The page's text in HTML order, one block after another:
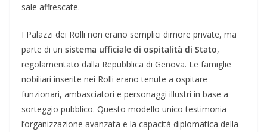
sale affrescate.
I Palazzi dei Rolli non erano semplici dimore private, ma
parte di un sistema ufficiale di ospitalità di Stato,
regolamentato dalla Repubblica di Genova. Le famiglie
nobiliari inserite nei Rolli erano tenute a ospitare
funzionari, ambasciatori e personaggi illustri in base a
sorteggio pubblico. Questo modello unico testimonia
l’organizzazione avanzata e la capacità diplomatica della